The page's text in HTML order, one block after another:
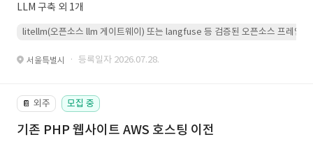
LLM 구축 외 1개
litellm(오픈소스 llm 게이트웨이) 또는 langfuse 등 검증된 오픈소스 프레임워
서울특별시 · 등록일자 2026.07.28.
📔 외주 모집 중
기존 PHP 웹사이트 AWS 호스팅 이전